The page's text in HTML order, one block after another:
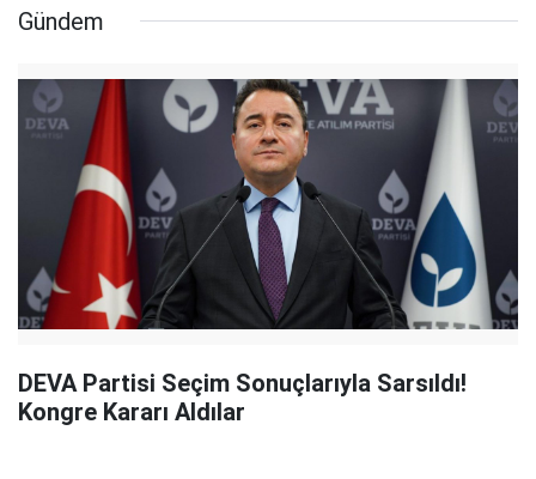
Gündem
DEVA Partisi Seçim Sonuçlarıyla Sarsıldı!
Kongre Kararı Aldılar